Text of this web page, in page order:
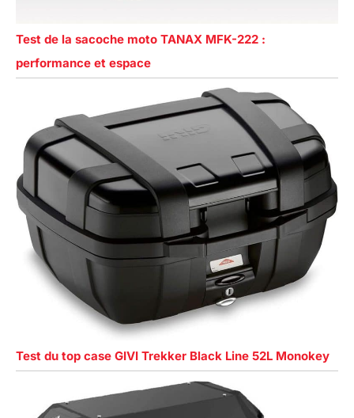
Test de la sacoche moto TANAX MFK-222 :
performance et espace
Test du top case GIVI Trekker Black Line 52L Monokey